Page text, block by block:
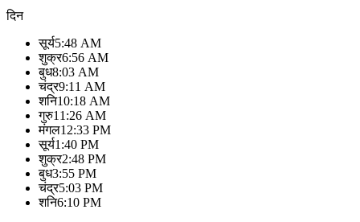
दिन
सूर्य5:48 AM
शुक्र6:56 AM
बुध8:03 AM
चंद्र9:11 AM
शनि10:18 AM
गुरु11:26 AM
मंगल12:33 PM
सूर्य1:40 PM
शुक्र2:48 PM
बुध3:55 PM
चंद्र5:03 PM
शनि6:10 PM